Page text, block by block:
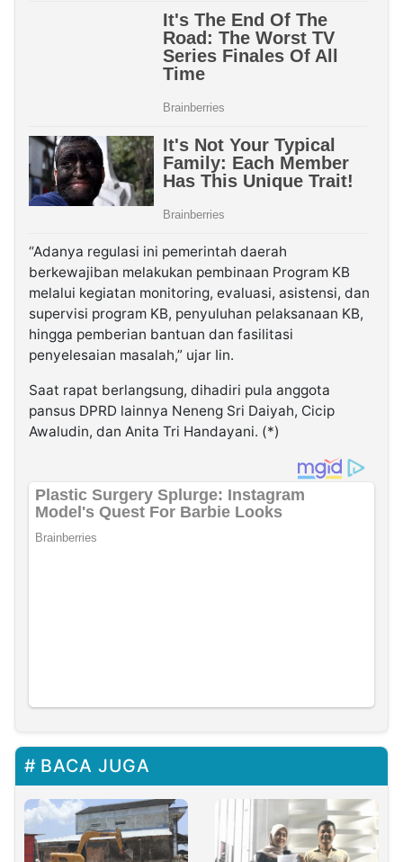
“Adanya regulasi ini pemerintah daerah
berkewajiban melakukan pembinaan Program KB
melalui kegiatan monitoring, evaluasi, asistensi, dan
supervisi program KB, penyuluhan pelaksanaan KB,
hingga pemberian bantuan dan fasilitasi
penyelesaian masalah,” ujar Iin.
Saat rapat berlangsung, dihadiri pula anggota
pansus DPRD lainnya Neneng Sri Daiyah, Cicip
Awaludin, dan Anita Tri Handayani. (*)
BACA JUGA